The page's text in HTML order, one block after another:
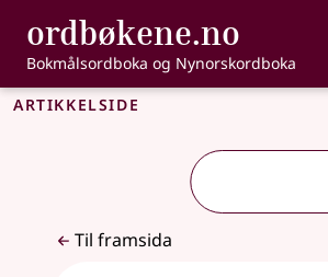
Gå til hovudinnhald
Tilgjenge
ordbøkene.no ,
Bokmålsordboka og Nynorskordboka
Artikkelside
Til framsida